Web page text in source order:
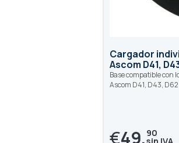
Cargador
Ascom D41,
Base compatible con
Ascom D41, D43,
€49, 90